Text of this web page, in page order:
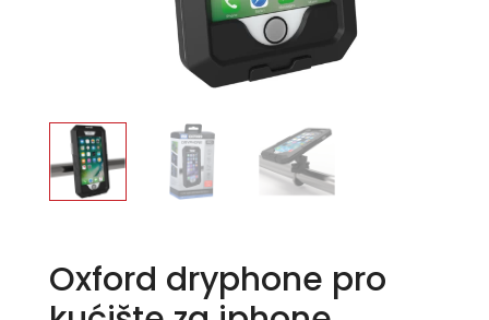
Oxford dryphone pro